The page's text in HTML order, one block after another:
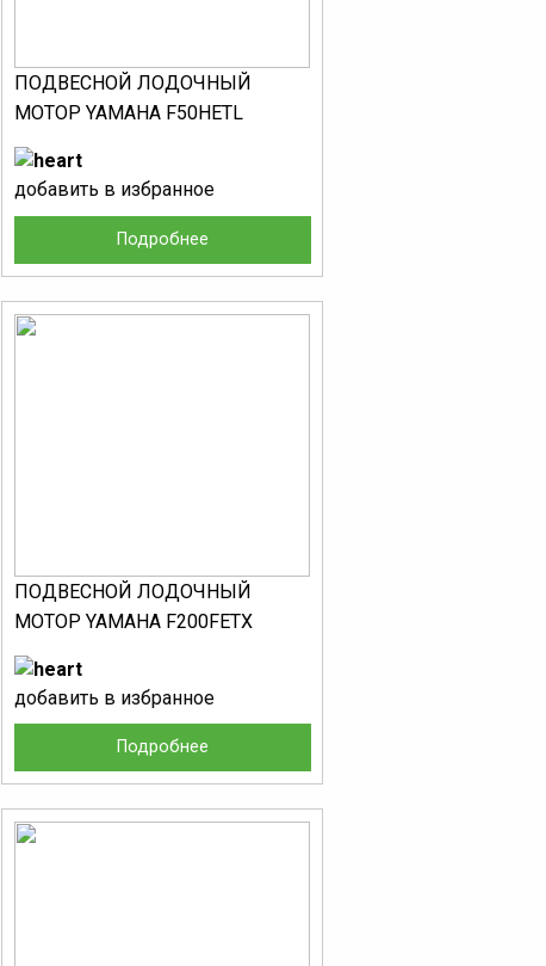
ПОДВЕСНОЙ ЛОДОЧНЫЙ
МОТОР YAMAHA F50HETL
Подробнее
добавить в избранное
ПОДВЕСНОЙ ЛОДОЧНЫЙ
МОТОР YAMAHA F200FETX
Подробнее
добавить в избранное